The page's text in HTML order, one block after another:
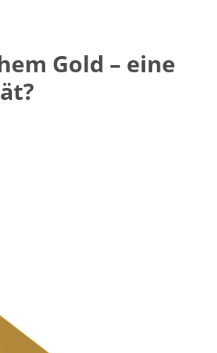
Gold – eine